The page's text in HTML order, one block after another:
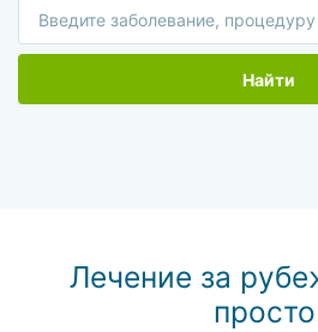
Найти
Лечение за